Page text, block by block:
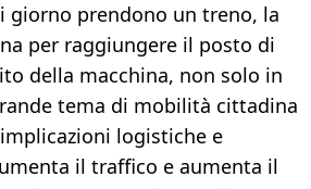
giorno prendono un treno, la
per raggiungere il posto di
della macchina, non solo in
tema di mobilità cittadina
logistiche e
il traffico e aumenta il